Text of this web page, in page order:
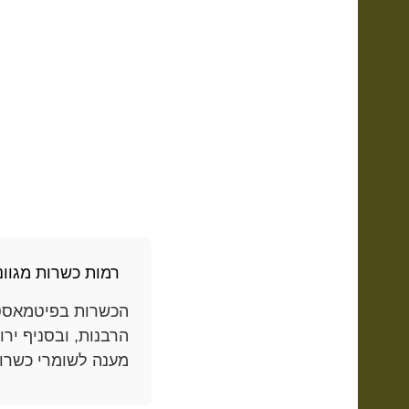
רמות כשרות
הכשרות
הרבנות, ובסניף
מענה לשומרי